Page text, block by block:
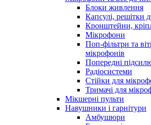
Блоки живлення
Капсулі, решітки
Кронштейни,
Мікрофони
Поп-фільтри та
мікрофонів
Попередні
Радіосистеми
Стійки для
Тримачі для
Мікшерні пульти
Навушники і гарнітури
Амбушюри